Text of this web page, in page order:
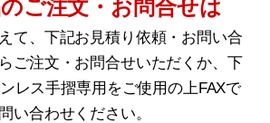
ご注文・お問合せは
て、下記お見積り依頼・お問い合
ご注文・お問合せいただくか、下
レス手摺専用をご使用の上FAXで
い合わせください。